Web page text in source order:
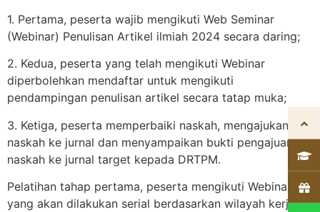
1. Pertama, peserta wajib mengikuti Web Seminar
(Webinar) Penulisan Artikel ilmiah 2024 secara daring;
2. Kedua, peserta yang telah mengikuti Webinar
diperbolehkan mendaftar untuk mengikuti
pendampingan penulisan artikel secara tatap muka;
3. Ketiga, peserta memperbaiki naskah, mengajukan
naskah ke jurnal dan menyampaikan bukti pengajuan
naskah ke jurnal target kepada DRTPM.
Pelatihan tahap pertama, peserta mengikuti Webinar
yang akan dilakukan serial berdasarkan wilayah kerja